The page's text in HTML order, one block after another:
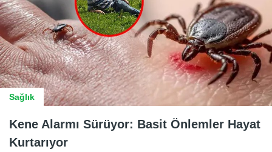
Sağlık
Kene Alarmı Sürüyor: Basit Önlemler Hayat
Kurtarıyor